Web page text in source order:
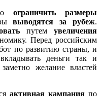
ограничить размеры
выводятся за рубеж.
путем увеличения
Перед российским
по развитию страны, и
деньги так и
желание властей
активная кампания по